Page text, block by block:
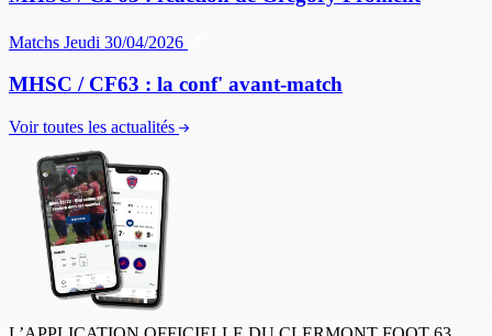
Matchs Jeudi 30/04/2026
MHSC / CF63 : la conf' avant-match
Voir toutes les actualités